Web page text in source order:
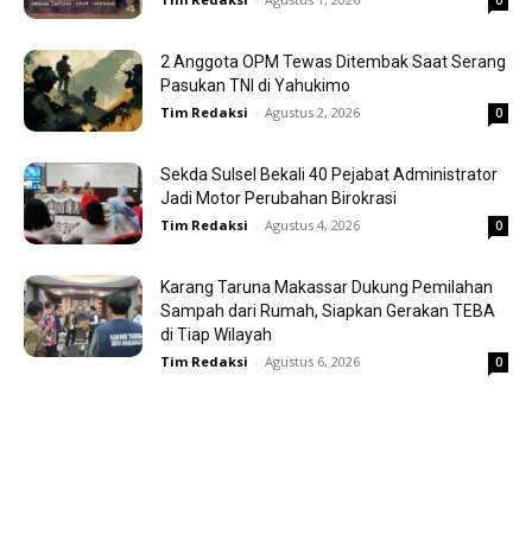
2 Anggota OPM Tewas Ditembak Saat Serang
Pasukan TNI di Yahukimo
Tim Redaksi - Agustus 2, 2026 0
Sekda Sulsel Bekali 40 Pejabat Administrator
Jadi Motor Perubahan Birokrasi
Tim Redaksi - Agustus 4, 2026 0
Karang Taruna Makassar Dukung Pemilahan
Sampah dari Rumah, Siapkan Gerakan TEBA
di Tiap Wilayah
Tim Redaksi - Agustus 6, 2026 0